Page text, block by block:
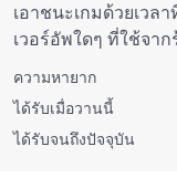
เอาชนะเกมด้วยเวล
เวอร์อัพใดๆ ที่ใช้จา
ความหายาก
ได้รับเมื่อวานนี้
ได้รับจนถึงปัจจุบัน